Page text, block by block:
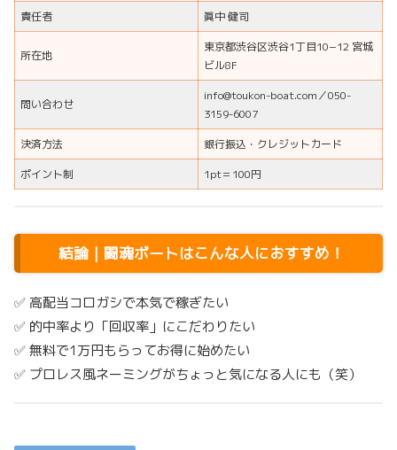
責任者
眞中 健司
所在地
東京都渋谷区渋谷1丁目10−12 宮城
ビル8F
問い合わせ
info@toukon-boat.com／050-
3159-6007
決済方法
銀行振込・クレジットカード
ポイント制
1pt＝100円
結論｜闘魂ボートはこんな人におすすめ！
✅ 高配当コロガシで本気で稼ぎたい
✅ 的中率より「回収率」にこだわりたい
✅ 無料で1万円もらってお得に始めたい
✅ プロレス風ネーミングがちょっと気になる人にも（笑）